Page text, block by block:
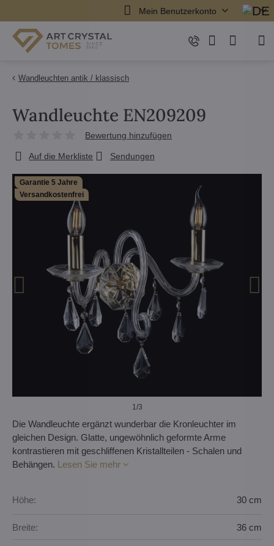
Mein Benutzerkonto
Wandleuchten antik / klassisch
Garantie 5 Jahre
Versandkostenfrei
1/3
Wandleuchte EN209209
Bewertung hinzufügen
Auf die Merkliste Sendungen
Die Wandleuchte ergänzt wunderbar die Kronleuchter im
gleichen Design. Glatte, ungewöhnlich geformte Arme
kontrastieren mit geschliffenen Kristallteilen - Schalen und
Behängen. Lesen Sie mehr
Höhe: 30 cm
Breite: 36 cm